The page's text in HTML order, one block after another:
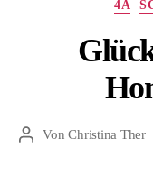
4A
Beitragsautor
VonChristina Ther